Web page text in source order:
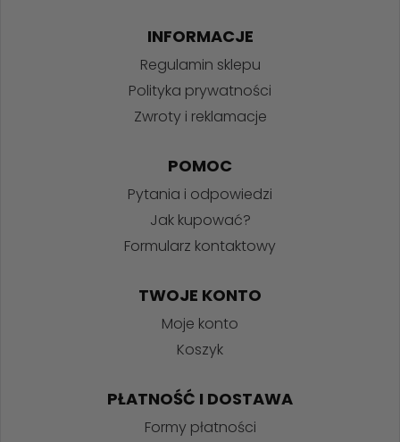
INFORMACJE
Regulamin sklepu
Polityka prywatności
Zwroty i reklamacje
POMOC
Pytania i odpowiedzi
Jak kupować?
Formularz kontaktowy
TWOJE KONTO
Moje konto
Koszyk
PŁATNOŚĆ I DOSTAWA
Formy płatności